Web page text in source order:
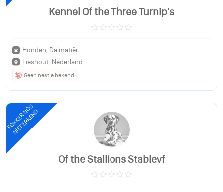
Kennel Of the Three Turnip's
Honden, Dalmatiër
Lieshout, Nederland
Geen nestje bekend
FOKKER NOG
NIET ERKEND
Of the Stallions Stablevf